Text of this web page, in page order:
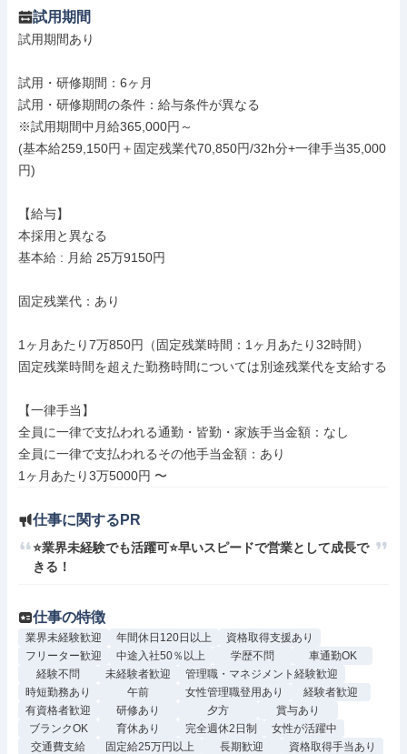
試用期間
試用期間あり
試用・研修期間：6ヶ月
試用・研修期間の条件：給与条件が異なる
※試用期間中月給365,000円～
(基本給259,150円＋固定残業代70,850円/32h分+一律手当35,000
円)
【給与】
本採用と異なる
基本給 : 月給 25万9150円
固定残業代：あり
1ヶ月あたり7万850円（固定残業時間：1ヶ月あたり32時間）
固定残業時間を超えた勤務時間については別途残業代を支給する
【一律手当】
全員に一律で支払われる通勤・皆勤・家族手当金額：なし
全員に一律で支払われるその他手当金額：あり
仕事に関するPR
⭐業界未経験でも活躍可⭐早いスピードで営業として成長で
きる！
仕事の特徴
業界未経験歓迎 年間休日120日以上
資格取得支援あり
フリーター歓迎
中途入社50％以上 学歴不問
車通勤OK
経験不問
未経験者歓迎
管理職・マネジメント経験歓迎
時短勤務あり
午前 女性管理職登用あり
経験者歓迎
有資格者歓迎
研修あり 夕方
賞与あり
ブランクOK
育休あり 完全週休2日制
女性が活躍中
交通費支給
固定給25万円以上 長期歓迎 資格取得手当あり